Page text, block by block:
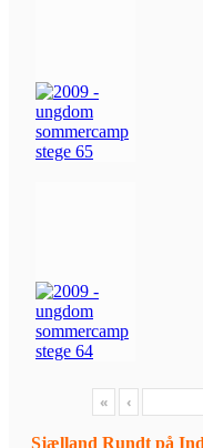
« ‹
Sjælland Rundt på